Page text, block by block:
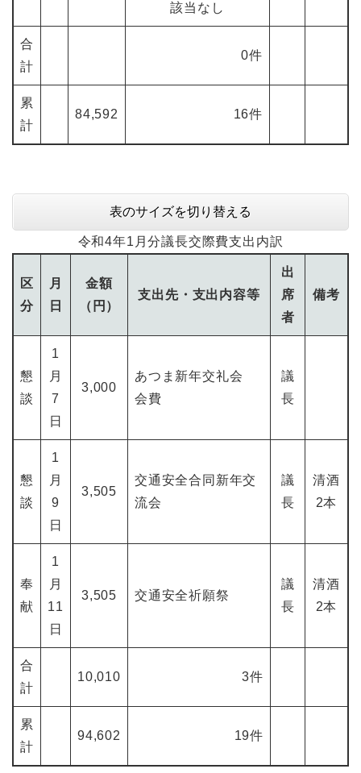
該当なし
合
計
0件
累
計
84,592 16件
表のサイズを切り替える
令和4年1月分議長交際費支出内訳
区
分
月
日
金額
（円）
支出先・支出内容等
出
席
者
備考
懇
談
1
月
7
日
3,000
あつま新年交礼会
会費
議
長
懇
談
1
月
9
日
3,505
交通安全合同新年交
流会
議
長
清酒
2本
奉
献
1
月
11
日
3,505 交通安全祈願祭
議
長
清酒
2本
合
計
10,010 3件
累
計
94,602 19件